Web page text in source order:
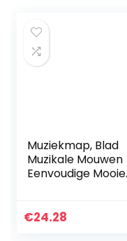
Muziekmap, Blad
Muzikale Mouwen
Eenvoudige Mooie
Pagina’s voor
€24.28